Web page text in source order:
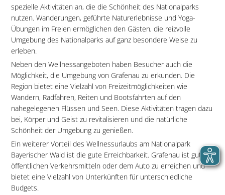
spezielle Aktivitäten an, die die Schönheit des Nationalparks
nutzen. Wanderungen, geführte Naturerlebnisse und Yoga-
Übungen im Freien ermöglichen den Gästen, die reizvolle
Umgebung des Nationalparks auf ganz besondere Weise zu
erleben.
Neben den Wellnessangeboten haben Besucher auch die
Möglichkeit, die Umgebung von Grafenau zu erkunden. Die
Region bietet eine Vielzahl von Freizeitmöglichkeiten wie
Wandern, Radfahren, Reiten und Bootsfahrten auf den
nahegelegenen Flüssen und Seen. Diese Aktivitäten tragen dazu
bei, Körper und Geist zu revitalisieren und die natürliche
Schönheit der Umgebung zu genießen.
Ein weiterer Vorteil des Wellnessurlaubs am Nationalpark
Bayerischer Wald ist die gute Erreichbarkeit. Grafenau ist gut mit
öffentlichen Verkehrsmitteln oder dem Auto zu erreichen und
bietet eine Vielzahl von Unterkünften für unterschiedliche
Budgets.